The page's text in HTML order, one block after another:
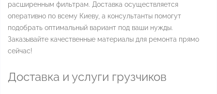
расширенным фильтрам. Доставка осуществляется
оперативно по всему Киеву, а консультанты помогут
подобрать оптимальный вариант под ваши нужды.
Заказывайте качественные материалы для ремонта прямо
сейчас!
Доставка и услуги грузчиков